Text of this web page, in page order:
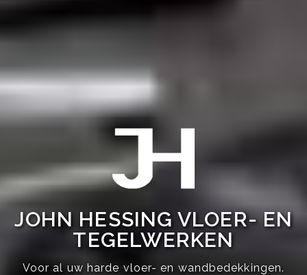
JOHN HESSING VLOER- EN
TEGELWERKEN
Voor al uw harde vloer- en wandbedekkingen.